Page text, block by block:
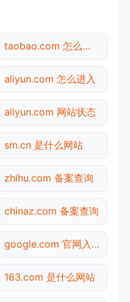
taobao.com 怎么进入
aliyun.com 怎么进入
aliyun.com 网站状态
sm.cn 是什么网站
zhihu.com 备案查询
chinaz.com 备案查询
google.com 官网入口
163.com 是什么网站